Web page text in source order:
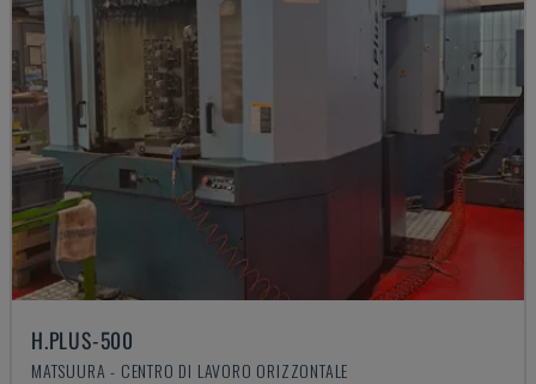
H.PLUS-500
MATSUURA - CENTRO DI LAVORO ORIZZONTALE